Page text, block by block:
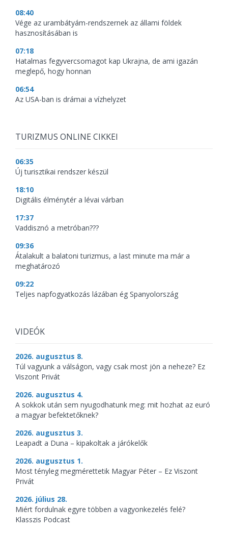
08:40
Vége az urambátyám-rendszernek az állami földek
hasznosításában is
07:18
Hatalmas fegyvercsomagot kap Ukrajna, de ami igazán
meglepő, hogy honnan
06:54
Az USA-ban is drámai a vízhelyzet
TURIZMUS ONLINE CIKKEI
06:35
Új turisztikai rendszer készül
18:10
Digitális élménytér a lévai várban
17:37
Vaddisznó a metróban???
09:36
Átalakult a balatoni turizmus, a last minute ma már a
meghatározó
09:22
Teljes napfogyatkozás lázában ég Spanyolország
VIDEÓK
2026. augusztus 8.
Túl vagyunk a válságon, vagy csak most jön a neheze? Ez
Viszont Privát
2026. augusztus 4.
A sokkok után sem nyugodhatunk meg: mit hozhat az euró
a magyar befektetőknek?
2026. augusztus 3.
Leapadt a Duna – kipakoltak a járókelők
2026. augusztus 1.
Most tényleg megmérettetik Magyar Péter – Ez Viszont
Privát
2026. július 28.
Miért fordulnak egyre többen a vagyonkezelés felé?
Klasszis Podcast